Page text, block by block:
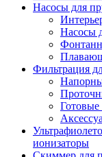
Насосы для
Насосы
Фильтрация
ионизаторы